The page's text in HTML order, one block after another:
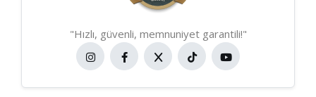
"Hızlı, güvenli, memnuniyet garantili!"